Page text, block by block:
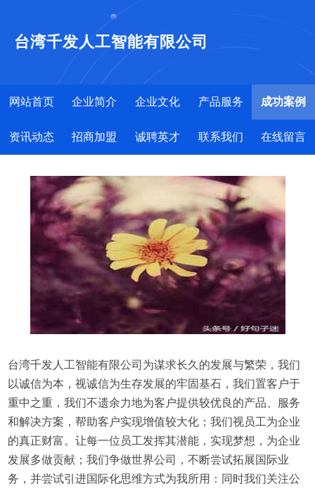
台湾千发人工智能有限公司
网站首页 企业简介 企业文化 产品服务 成功案例
资讯动态 招商加盟 诚聘英才 联系我们 在线留言
台湾千发人工智能有限公司为谋求长久的发展与繁荣，我们
以诚信为本，视诚信为生存发展的牢固基石，我们置客户于
重中之重，我们不遗余力地为客户提供较优良的产品、服务
和解决方案，帮助客户实现增值较大化；我们视员工为企业
的真正财富。让每一位员工发挥其潜能，实现梦想，为企业
发展多做贡献；我们争做世界公司，不断尝试拓展国际业
务，并尝试引进国际化思维方式为我所用：同时我们关注公